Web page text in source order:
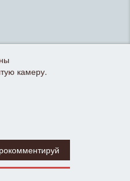
камеру.